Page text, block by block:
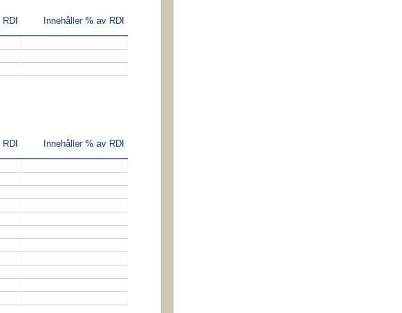
RDI Innehåller % av RDI
RDI Innehåller % av RDI